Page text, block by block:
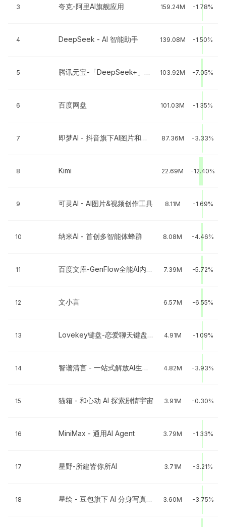
3 夸克-阿里AI旗舰应用 159.24M -1.78%
4 DeepSeek - AI 智能助手 139.08M -1.50%
5 腾讯元宝-「DeepSeek+」智能新体验 103.92M -7.05%
6 百度网盘 101.03M -1.35%
7 即梦AI - 抖音旗下AI图片和视频工具 87.36M -3.33%
8 Kimi 22.69M -12.40%
9 可灵AI - AI图片&视频创作工具 8.11M -1.69%
10 纳米AI - 首创多智能体蜂群 8.08M -4.46%
11 百度文库-GenFlow全能AI内容获取及创作 7.39M -5.72%
12 文小言 6.57M -6.55%
13 Lovekey键盘-恋爱聊天键盘&AI智能聊天回复神器 4.91M -1.09%
14 智谱清言 - 一站式解放AI生产力 4.82M -3.93%
15 猫箱 - 和心动 AI 探索剧情宇宙 3.91M -0.30%
16 MiniMax - 通用AI Agent 3.79M -1.33%
17 星野-所建皆你所AI 3.71M -3.21%
18 星绘 - 豆包旗下 AI 分身写真图片视频 3.60M -3.75%